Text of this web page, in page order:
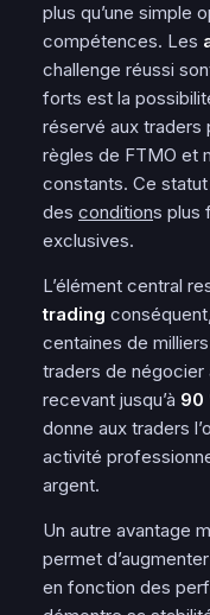
plus qu’une simple
compétences. Les
challenge réussi
forts est la
réservé aux
règles de FTMO et
constants. Ce
des conditions plus
exclusives.
L’élément central
trading
centaines de
traders de négocier
recevant jusqu’à 90
donne aux traders
activité
argent.
Un autre avantage
permet
en fonction des